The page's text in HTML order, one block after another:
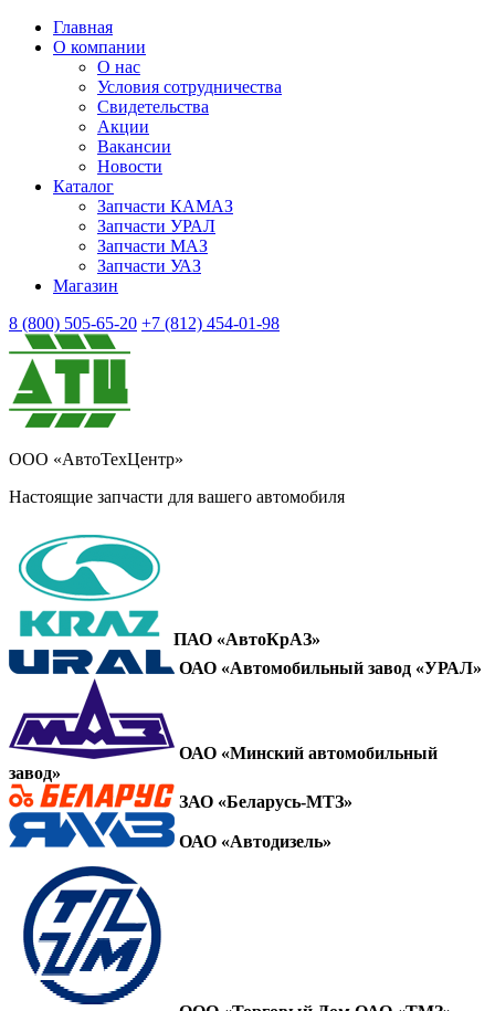
Главная
О компании
О нас
Условия сотрудничества
Свидетельства
Акции
Вакансии
Новости
Каталог
Запчасти КАМАЗ
Запчасти УРАЛ
Запчасти МАЗ
Запчасти УАЗ
Магазин
8 (800) 505-65-20 +7 (812) 454-01-98
ООО «АвтоТехЦентр»
Настоящие запчасти для вашего автомобиля
ПАО «АвтоКрАЗ»
ОАО «Автомобильный завод «УРАЛ»
ОАО «Минский автомобильный
завод»
ЗАО «Беларусь-МТЗ»
ОАО «Автодизель»